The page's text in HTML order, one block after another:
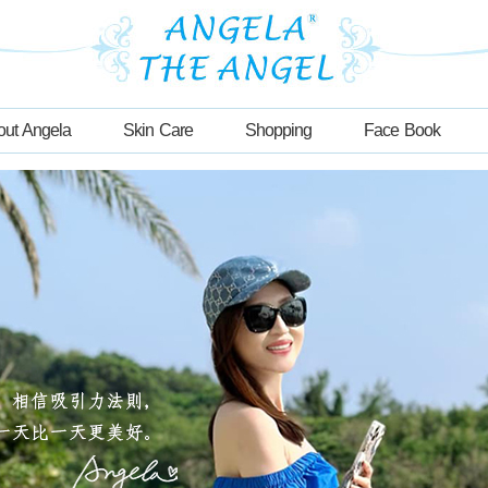
Angela Skin Care Shopping Face Book